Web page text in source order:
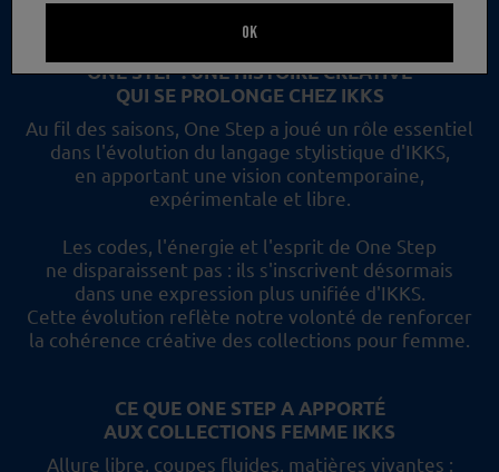
ONE STEP : UNE HISTOIRE CRÉATIVE
QUI SE PROLONGE CHEZ IKKS
Au fil des saisons, One Step a joué un rôle essentiel
dans l'évolution du langage stylistique d'IKKS,
en apportant une vision contemporaine,
expérimentale et libre.
Les codes, l'énergie et l'esprit de One Step
ne disparaissent pas : ils s'inscrivent désormais
dans une expression plus unifiée d'IKKS.
Cette évolution reflète notre volonté de renforcer
la cohérence créative des collections pour femme.
CE QUE ONE STEP A APPORTÉ
AUX COLLECTIONS FEMME IKKS
Allure libre, coupes fluides, matières vivantes :
OK